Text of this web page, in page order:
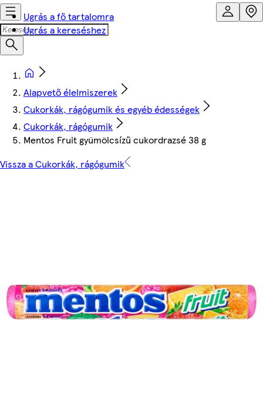
Ugrás a fő tartalomra
Ugrás a kereséshez
Alapvető élelmiszerek
Cukorkák, rágógumik és egyéb édességek
Cukorkák, rágógumik
Mentos Fruit gyümölcsízű cukordrazsé 38 g
Vissza a Cukorkák, rágógumik